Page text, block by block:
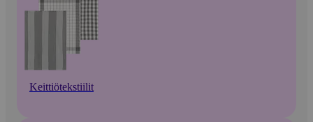
Keittiötekstiilit